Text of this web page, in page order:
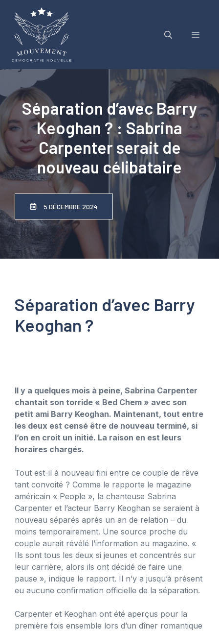
contenu
Menu
Séparation d’avec Barry
Keoghan ? : Sabrina
Carpenter serait de
nouveau célibataire
5 DÉCEMBRE 2024
Séparation d’avec Barry
Keoghan ?
Il y a quelques mois à peine, Sabrina Carpenter
chantait son torride « Bed Chem » avec son
petit ami Barry Keoghan. Maintenant, tout entre
les deux est censé être de nouveau terminé, si
l’on en croit un initié. La raison en est leurs
horaires chargés.
Tout est-il à nouveau fini entre ce couple de rêve
tant convoité ? Comme le rapporte le magazine
américain « People », la chanteuse Sabrina
Carpenter et l’acteur Barry Keoghan se seraient à
nouveau séparés après un an de relation – du
moins temporairement. Une source proche du
couple aurait révélé l’information au magazine. «
Ils sont tous les deux si jeunes et concentrés sur
leur carrière, alors ils ont décidé de faire une
pause », indique le rapport. Il n’y a jusqu’à présent
eu aucune confirmation officielle de la séparation.
Carpenter et Keoghan ont été aperçus pour la
première fois ensemble lors d’un dîner romantique